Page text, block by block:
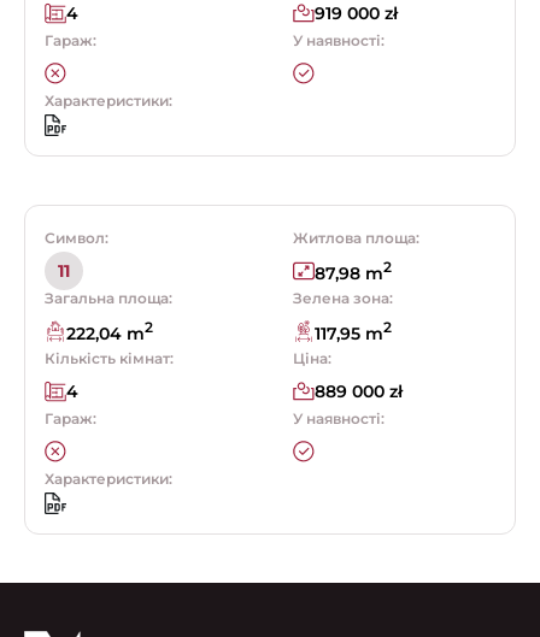
4 919 000 zł
Гараж: У наявності:
Характеристики:
Символ:
11
Житлова площа:
87,98 m2
Загальна площа:
222,04 m2
Зелена зона:
117,95 m2
Кількість кімнат:
4
Ціна:
889 000 zł
Гараж: У наявності:
Характеристики: